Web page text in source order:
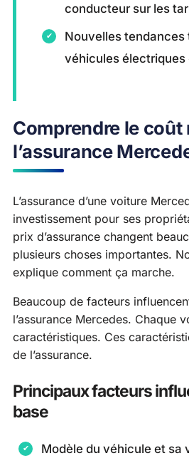
conducteur sur les
Nouvelles tendances
véhicules électriques
Comprendre le coût
l’assurance
L’assurance d’une voiture
investissement pour ses
prix d’assurance changent
plusieurs choses importantes.
explique comment ça marche.
Beaucoup de facteurs
l’assurance Mercedes. Chaque
caractéristiques. Ces
de l’assurance.
Principaux facteurs
base
Modèle du véhicule et sa